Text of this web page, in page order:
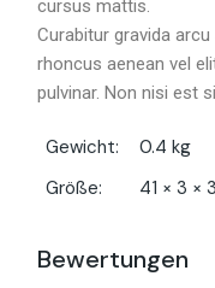
cursus mattis.
Curabitur gravida
rhoncus aenean vel
pulvinar. Non nisi est
Gewicht
0.4 kg
Größe
41 × 3 ×
Bewertungen